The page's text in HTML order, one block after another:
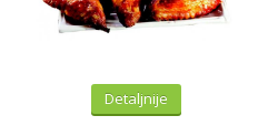
ZAMRZNUTO TESTO I TORTE
Detaljnije